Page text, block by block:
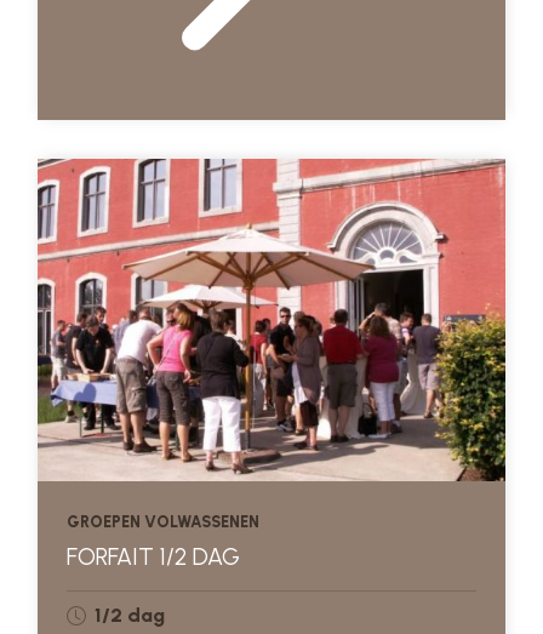
GROEPEN VOLWASSENEN
FORFAIT 1/2 DAG
1/2 dag